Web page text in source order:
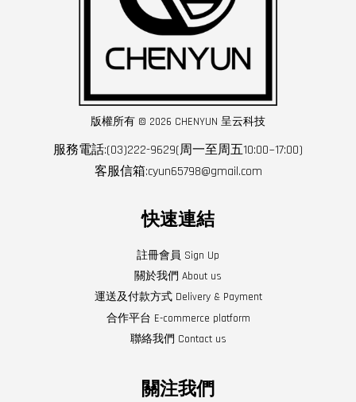
版權所有 © 2026 CHENYUN 呈云科技
服務電話:(03)222-9629(周一至周五10:00~17:00)
客服信箱:cyun65798@gmail.com
快速連結
註冊會員 Sign Up
關於我們 About us
運送及付款方式 Delivery & Payment
合作平台 E-commerce platform
聯絡我們 Contact us
關注我們